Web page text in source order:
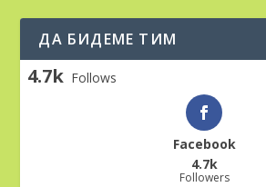
ДА БИДЕМЕ ТИМ
4.7k Follows
Facebook
4.7k
Followers